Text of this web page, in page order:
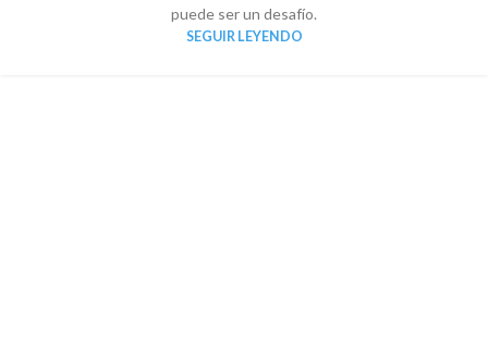
puede ser un desafío.
SEGUIR LEYENDO